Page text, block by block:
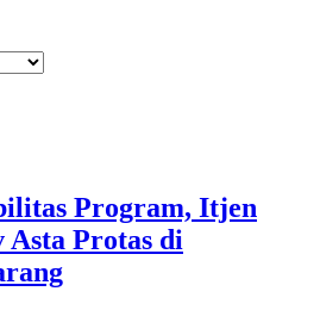
Program, Itjen
Asta Protas di